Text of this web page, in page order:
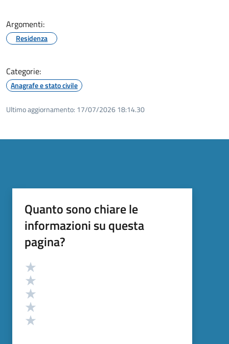
Argomenti:
Residenza
Categorie:
Anagrafe e stato civile
Ultimo aggiornamento: 17/07/2026 18:14.30
Quanto sono chiare le
informazioni su questa
pagina?
Valutazione